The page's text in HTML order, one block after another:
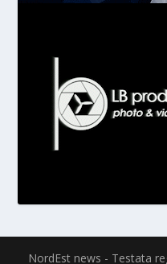
NordEst news - Testata